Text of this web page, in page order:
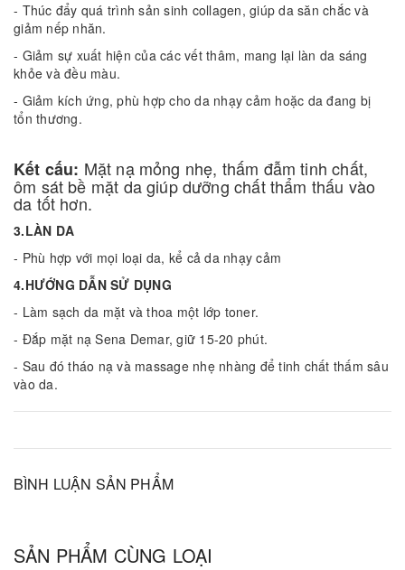
- Thúc đẩy quá trình sản sinh collagen, giúp da săn chắc và
giảm nếp nhăn.
- Giảm sự xuất hiện của các vết thâm, mang lại làn da sáng
khỏe và đều màu.
- Giảm kích ứng, phù hợp cho da nhạy cảm hoặc da đang bị
tổn thương.
Kết cấu: Mặt nạ mỏng nhẹ, thấm đẫm tinh chất,
ôm sát bề mặt da giúp dưỡng chất thẩm thấu vào
da tốt hơn.
3.LÀN DA
- Phù hợp với mọi loại da, kể cả da nhạy cảm
4.HƯỚNG DẪN SỬ DỤNG
- Làm sạch da mặt và thoa một lớp toner.
- Đắp mặt nạ Sena Demar, giữ 15-20 phút.
- Sau đó tháo nạ và massage nhẹ nhàng để tinh chất thấm sâu
vào da.
BÌNH LUẬN SẢN PHẨM
SẢN PHẨM CÙNG LOẠI